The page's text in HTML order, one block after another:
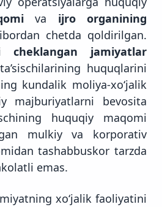
va ijro organining
chetda qoldirilgan.
cheklangan jamiyatlar
huquqlarini
kundalik moliya-xo‘jalik
majburiyatlarni bevosita
huquqiy maqomi
mulkiy va korporativ
tashabbuskor tarzda
emas.
xo‘jalik faoliyatini